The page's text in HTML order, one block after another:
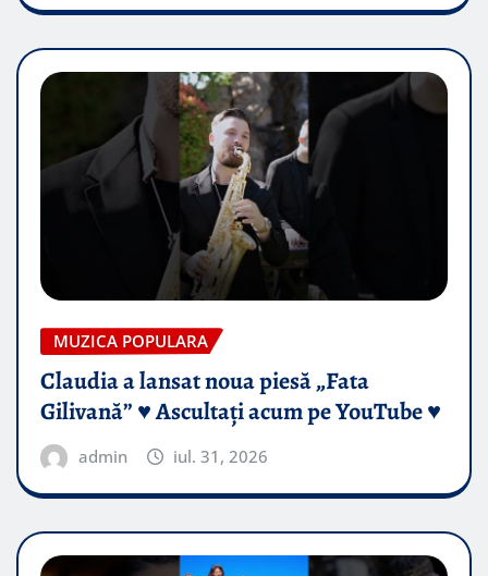
MUZICA POPULARA
Claudia a lansat noua piesă „Fata
Gilivană” ♥️ Ascultați acum pe YouTube ♥️
admin iul. 31, 2026